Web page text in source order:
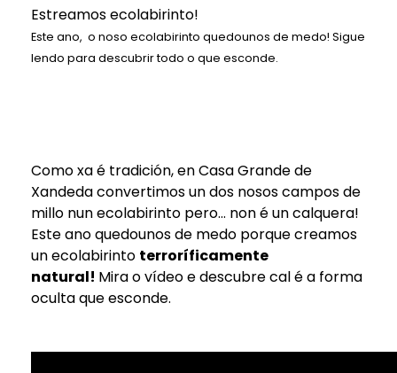
Tenda Online
Estreamos ecolabirinto!
Este ano, o noso ecolabirinto quedounos de medo! Sigue
lendo para descubrir todo o que esconde.
Como xa é tradición, en Casa Grande de
Xandeda convertimos un dos nosos campos de
millo nun ecolabirinto pero... non é un calquera!
Este ano quedounos de medo porque creamos
un ecolabirinto terroríficamente
natural! Mira o vídeo e descubre cal é a forma
oculta que esconde.